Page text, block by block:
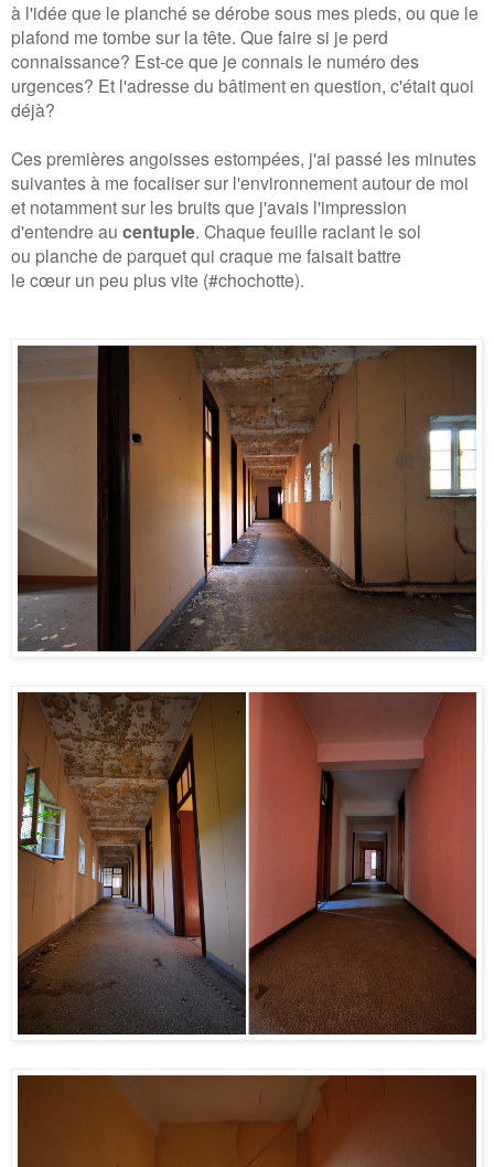
à l'idée que le planché se dérobe sous mes pieds, ou que le
plafond me tombe sur la tête. Que faire si je perd
connaissance? Est-ce que je connais le numéro des
urgences? Et l'adresse du bâtiment en question, c'était quoi
déjà?
Ces premières angoisses estompées, j'ai passé les minutes
suivantes à me focaliser sur l'environnement autour de moi
et notamment sur les bruits que j'avais l'impression
d'entendre au centuple. Chaque feuille raclant le sol
ou planche de parquet qui craque me faisait battre
le cœur un peu plus vite (#chochotte).